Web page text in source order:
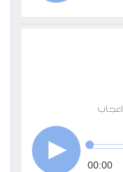
اعجاب
00:00